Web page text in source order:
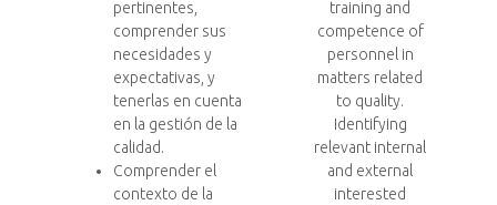
pertinentes,
comprender sus
necesidades y
expectativas, y
tenerlas en cuenta
en la gestión de la
calidad.
Comprender el
contexto de la
training and
competence of
personnel in
matters related
to quality.
Identifying
relevant internal
and external
interested